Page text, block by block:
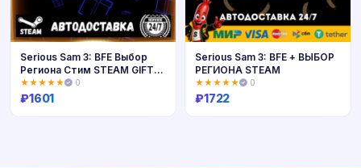
Serious Sam 3: BFE Выбор
Региона Стим STEAM GIFT
АВТО 24/7 ГАРАНТИЯ
★★★★★ 0
₽1601
Serious Sam 3: BFE + ВЫБОР
РЕГИОНА STEAM
★★★★★ 0
₽1722